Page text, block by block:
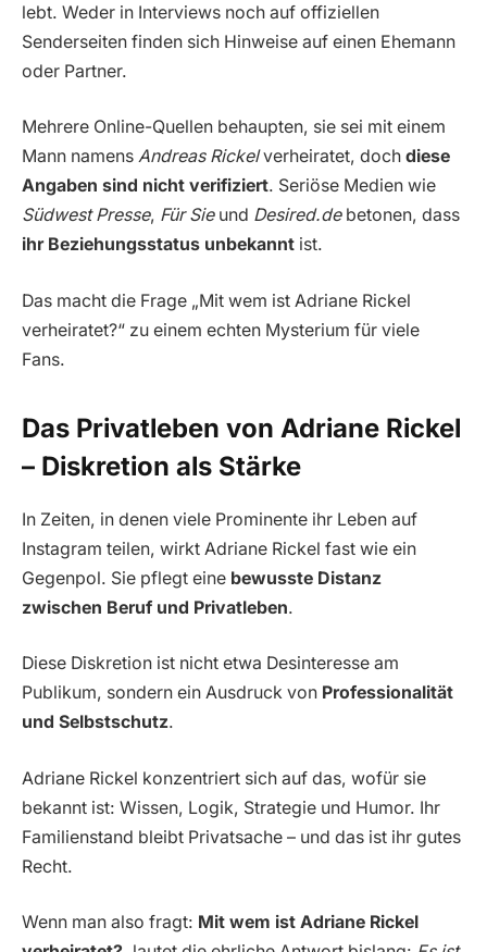
lebt. Weder in Interviews noch auf offiziellen
Senderseiten finden sich Hinweise auf einen Ehemann
oder Partner.
Mehrere Online-Quellen behaupten, sie sei mit einem
Mann namens Andreas Rickelverheiratet, doch diese
Angaben sind nicht verifiziert. Seriöse Medien wie
Südwest Presse, Für Sieund Desired.debetonen, dass
ihr Beziehungsstatus unbekannt ist.
Das macht die Frage „Mit wem ist Adriane Rickel
verheiratet?“ zu einem echten Mysterium für viele
Fans.
Das Privatleben von Adriane Rickel
– Diskretion als Stärke
In Zeiten, in denen viele Prominente ihr Leben auf
Instagram teilen, wirkt Adriane Rickel fast wie ein
Gegenpol. Sie pflegt eine bewusste Distanz
zwischen Beruf und Privatleben.
Diese Diskretion ist nicht etwa Desinteresse am
Publikum, sondern ein Ausdruck von Professionalität
und Selbstschutz.
Adriane Rickel konzentriert sich auf das, wofür sie
bekannt ist: Wissen, Logik, Strategie und Humor. Ihr
Familienstand bleibt Privatsache – und das ist ihr gutes
Recht.
Wenn man also fragt: Mit wem ist Adriane Rickel